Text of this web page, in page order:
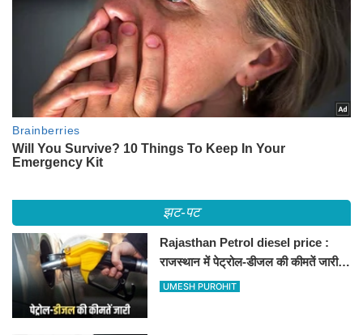
झट-पट
Rajasthan Petrol diesel price :
राजस्थान में पेट्रोल-डीजल की कीमतें जारी,
जानिए बीकानेर समेत पुरे प्रदेश में नए रेट
UMESH PUROHIT